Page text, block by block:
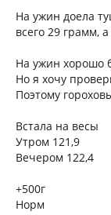
На ужин доела
всего 29 грамм,
На ужин хорошо
Но я хочу
Поэтому
Встала на весы
Утром 121,9
Вечером 122,4
+500г
Норм